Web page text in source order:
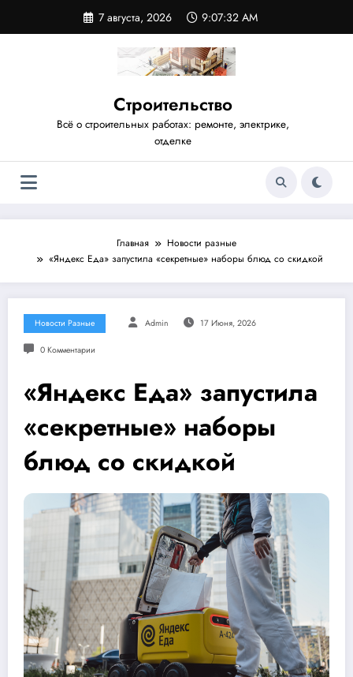
содержимому
7 августа, 2026 9:07:33 AM
Строительство
Всё о строительных работах: ремонте, электрике,
отделке
Главная
Новости разные
«Яндекс Еда» запустила «секретные» наборы блюд со скидкой
Новости Разные Admin 17 Июня, 2026
0 Комментарии
«Яндекс Еда» запустила
«секретные» наборы
блюд со скидкой